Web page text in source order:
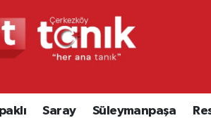
Saray Süleymanpaşa
Eczaneler